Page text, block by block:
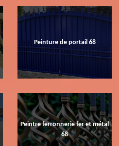
Peinture de portail 68
Peintre ferronnerie fer et métal
68